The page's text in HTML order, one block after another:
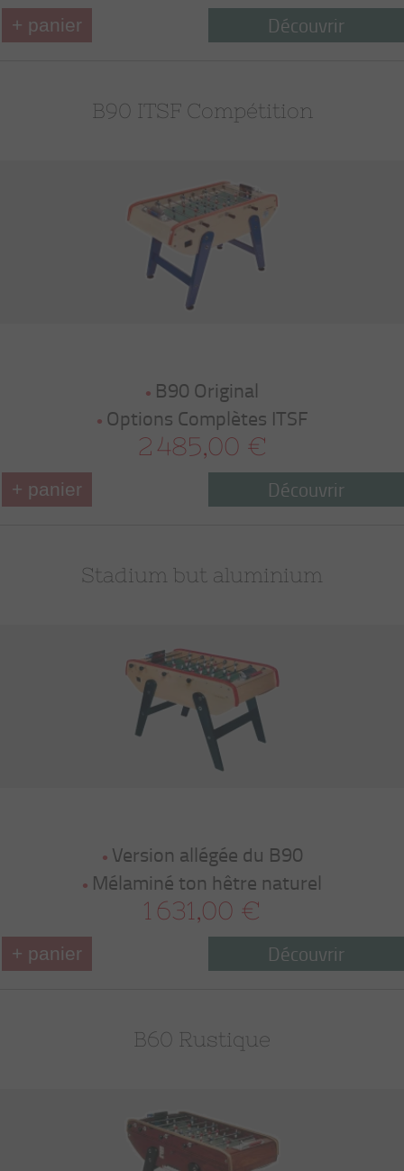
+ panier Découvrir
B90 ITSF Compétition
B90 Original
Options Complètes ITSF
2 485,00 €
+ panier Découvrir
Stadium but aluminium
Version allégée du B90
Mélaminé ton hêtre naturel
1 631,00 €
+ panier Découvrir
B60 Rustique